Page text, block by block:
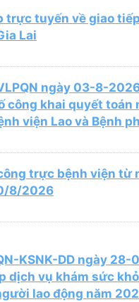
trực tuyến về giao
Lai
ngày 03-8-
công khai quyết toán
viện Lao và Bệnh
trực bệnh viện
8/2026
KSNK-DD ngày
dịch vụ khám sức
lao động năm